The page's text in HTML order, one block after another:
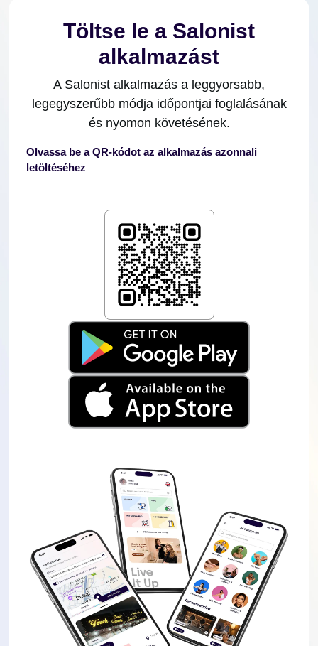
Töltse le a Salonist
alkalmazást
A Salonist alkalmazás a leggyorsabb,
legegyszerűbb módja időpontjai foglalásának
és nyomon követésének.
Olvassa be a QR-kódot az alkalmazás azonnali
letöltéséhez